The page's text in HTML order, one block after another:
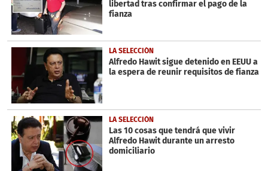
libertad tras confirmar el pago de la
fianza
LA SELECCIÓN
Alfredo Hawit sigue detenido en EEUU a
la espera de reunir requisitos de fianza
LA SELECCIÓN
Las 10 cosas que tendrá que vivir
Alfredo Hawit durante un arresto
domiciliario